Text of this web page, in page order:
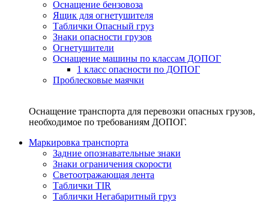
Оснащение бензовоза
Ящик для огнетушителя
Таблички Опасный груз
Знаки опасности грузов
Огнетушители
Оснащение машины по классам ДОПОГ
1 класс опасности по ДОПОГ
Проблесковые маячки
Оснащение транспорта для перевозки опасных грузов,
необходимое по требованиям ДОПОГ.
Маркировка транспорта
Задние опознавательные знаки
Знаки ограничения скорости
Светоотражающая лента
Таблички TIR
Таблички Негабаритный груз